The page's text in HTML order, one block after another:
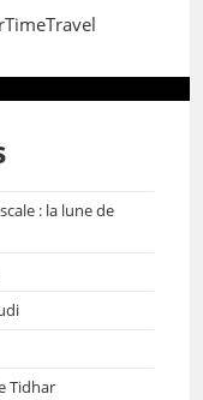
: la lune de
Tidhar